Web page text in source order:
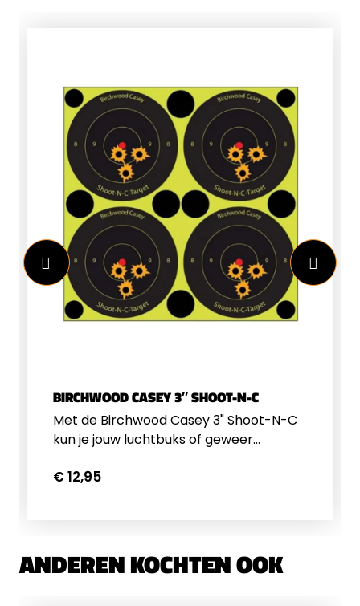
BIRCHWOOD CASEY 3″ SHOOT-N-C
Met de Birchwood Casey 3" Shoot-N-C
kun je jouw luchtbuks of geweer
schot plaatst op de sticker kleurt de
manier kun je de richtkijker perfect
afstellen. De reactive targets hebben
€ 12,95
ANDEREN KOCHTEN OOK